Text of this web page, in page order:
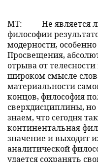
MT:
Не является
философии
модерности,
Просвещения,
отрыва от
широком смысле
материальности
концов, философия
сверхдисциплины,
знаем, что сегодня
континентальная
значение и выходит
аналитической
удается сохранять